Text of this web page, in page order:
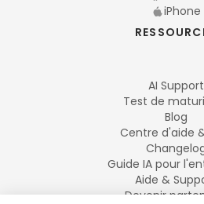
iPhone
AI Support
Test de
Blog
Centre d'aide
Guide IA pour
Aide &
Devenir